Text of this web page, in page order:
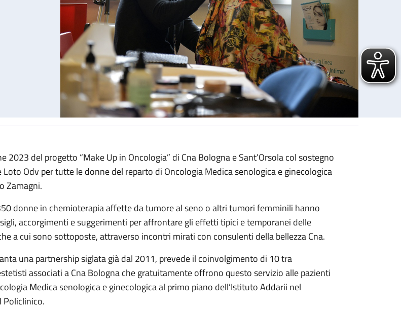
2023 del progetto “Make Up in Oncologia” di Cna Bologna e Sant’Orsola col sostegno
Loto Odv per tutte le donne del reparto di Oncologia Medica senologica e ginecologica
Zamagni.
donne in chemioterapia affette da tumore al seno o altri tumori femminili hanno
accorgimenti e suggerimenti per affrontare gli effetti tipici e temporanei delle
a cui sono sottoposte, attraverso incontri mirati con consulenti della bellezza Cna.
una partnership siglata già dal 2011, prevede il coinvolgimento di 10 tra
associati a Cna Bologna che gratuitamente offrono questo servizio alle pazienti
Medica senologica e ginecologica al primo piano dell’Istituto Addarii nel
Policlinico.